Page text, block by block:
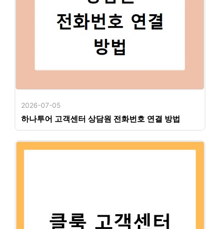
2026-07-05
하나투어 고객센터 상담원 전화번호 연결 방법